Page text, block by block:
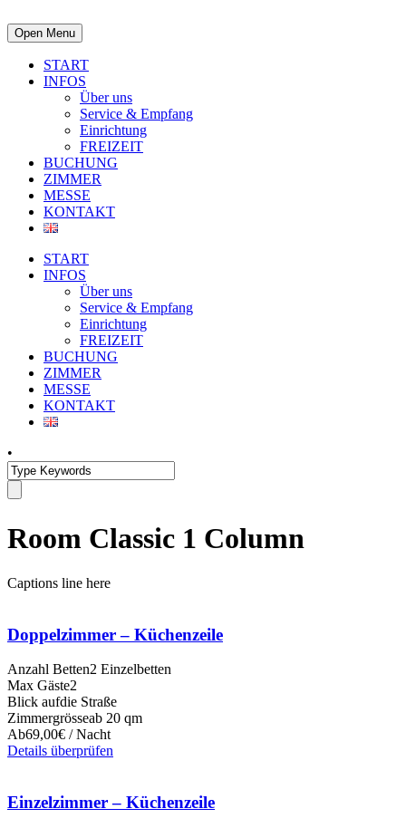
Open Menu
START
INFOS
Über uns
Service & Empfang
Einrichtung
FREIZEIT
BUCHUNG
ZIMMER
MESSE
KONTAKT
START
INFOS
Über uns
Service & Empfang
Einrichtung
FREIZEIT
BUCHUNG
ZIMMER
MESSE
KONTAKT
•
Room Classic 1 Column
Captions line here
Doppelzimmer – Küchenzeile
Anzahl Betten2 Einzelbetten
Max Gäste2
Blick aufdie Straße
Zimmergrösseab 20 qm
Ab69,00€ / Nacht
Details überprüfen
Einzelzimmer – Küchenzeile